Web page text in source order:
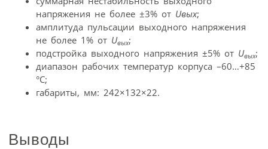
напряжения не более ±3% от Uвых;
амплитуда пульсации выходного напряжения
не более 1% от Uвых;
подстройка выходного напряжения ±5% от Uвых;
диапазон рабочих температур корпуса –60…+85
°С;
габариты, мм: 242×132×22.
Выводы